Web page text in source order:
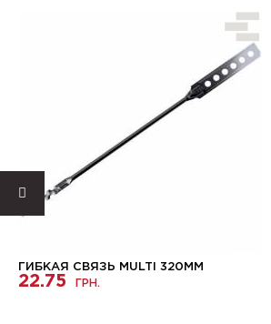
ГИБКАЯ СВЯЗЬ MULTI 320ММ
22.75 ГРН.